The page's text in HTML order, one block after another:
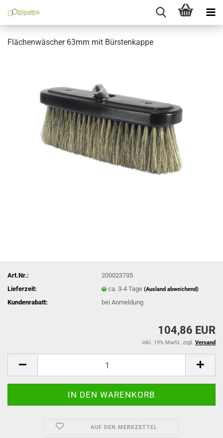
Flächenwäscher 63mm mit Bürstenkappe
Art.Nr.:
200023735
Lieferzeit:
ca. 3-4 Tage(Ausland abweichend)
Kundenrabatt: bei Anmeldung
104,86 EUR
inkl. 19% MwSt. zzgl. Versand
AUF DEN MERKZETTEL